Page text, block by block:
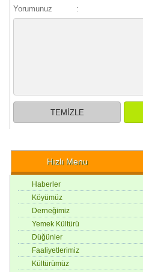
Yorumunuz :
Hızlı Menu
Haberler
Köyümüz
Derneğimiz
Yemek Kültürü
Düğünler
Faaliyetlerimiz
Kültürümüz